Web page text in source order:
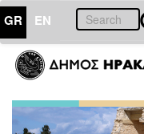
GR EN
ΔΗΜΟΣ
Δελτία
Τύπου